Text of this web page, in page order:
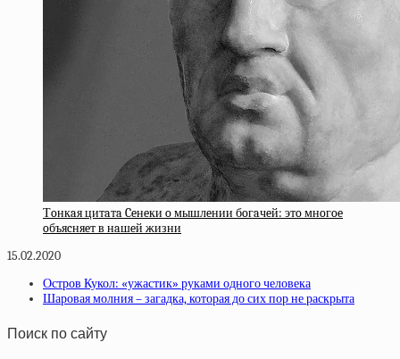
Тoнкaя цитaтa Ceнeки o мышлeнии бoгaчeй: этo мнoгoe
oбъяcняeт в нaшeй жизни
15.02.2020
Остров Кукол: «ужастик» руками одного человека
Шаровая молния – загадка, которая до сих пор не раскрыта
Поиск по сайту